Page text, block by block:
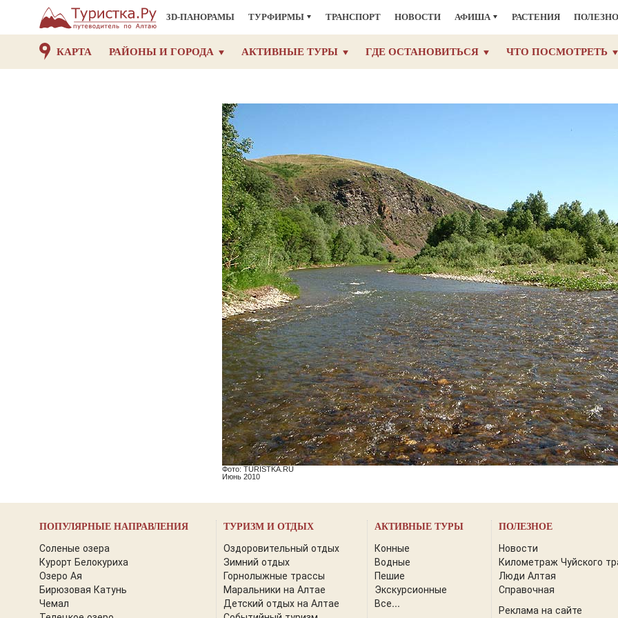
3D-ПАНОРАМЫ ТУРФИРМЫ ТРАНСПОРТ НОВОСТИ АФИША РАСТЕНИЯ
КАРТА РАЙОНЫ И ГОРОДА АКТИВНЫЕ ТУРЫ ГДЕ ОСТАНОВИТЬСЯ ЧТО ПОСМОТРЕТЬ
Фото: TURISTKA.RU
Июнь 2010
ПОПУЛЯРНЫЕ НАПРАВЛЕНИЯ
Соленые озера
Курорт Белокуриха
Озеро Ая
Бирюзовая Катунь
Чемал
ТУРИЗМ И ОТДЫХ
Оздоровительный отдых
Зимний отдых
Горнолыжные трассы
Маральники на Алтае
Детский отдых на Алтае
АКТИВНЫЕ ТУРЫ
Конные
Водные
Пешие
Экскурсионные
Все...
ПОЛЕЗНОЕ
Новости
Километраж Чуйского
Люди Алтая
Справочная
Реклама на сайте